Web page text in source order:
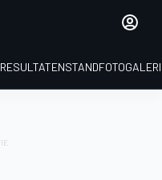
RESULTATENSTAND